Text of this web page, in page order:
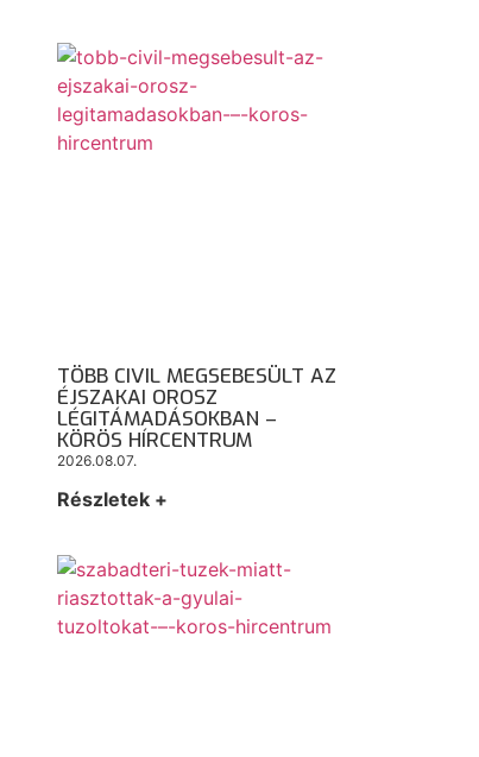
TÖBB CIVIL MEGSEBESÜLT AZ
ÉJSZAKAI OROSZ
LÉGITÁMADÁSOKBAN –
KÖRÖS HÍRCENTRUM
2026.08.07.
Részletek +